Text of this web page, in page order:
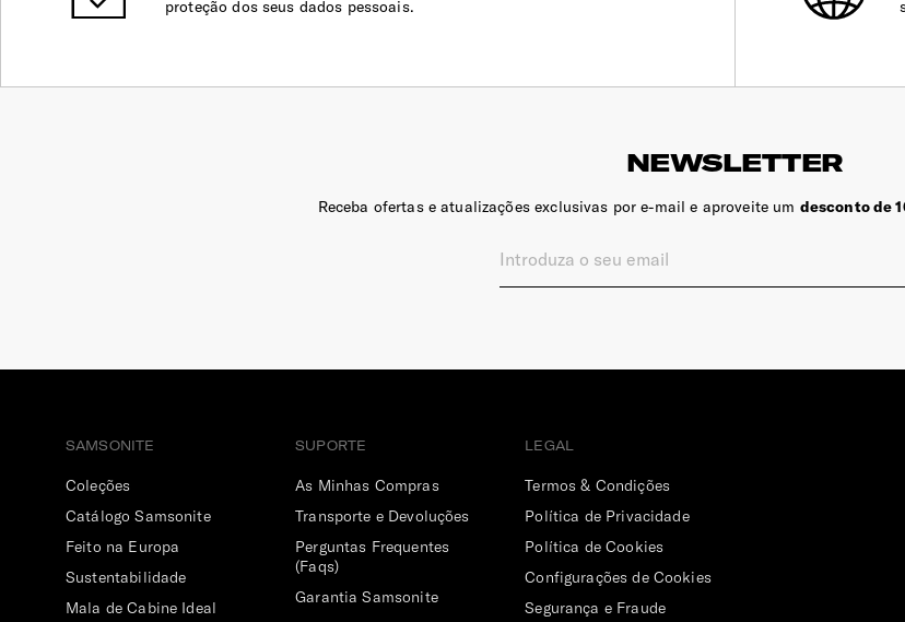
proteção dos seus dados pessoais.
NEWSLETTER
Receba ofertas e atualizações exclusivas por e-mail e aproveite um desconto de
SAMSONITE
Coleções
Catálogo Samsonite
Feito na Europa
Sustentabilidade
Mala de Cabine Ideal
SUPORTE
As Minhas Compras
Transporte e Devoluções
Perguntas Frequentes
(Faqs)
Garantia Samsonite
LEGAL
Termos & Condições
Política de Privacidade
Política de Cookies
Configurações de Cookies
Segurança e Fraude